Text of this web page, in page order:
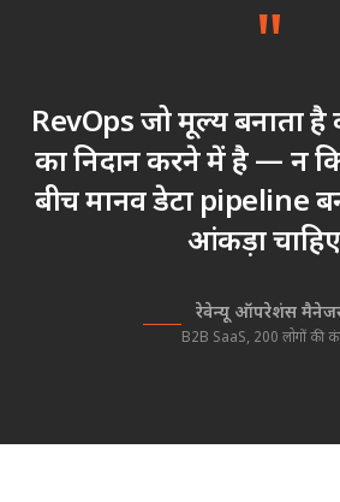
"
RevOps जो मूल्य बनाता
का निदान करने में है — न
बीच मानव डेटा pipeline
आंकड़ा
रेवेन्यू ऑपरेशंस
B2B SaaS, 200 लोगों की